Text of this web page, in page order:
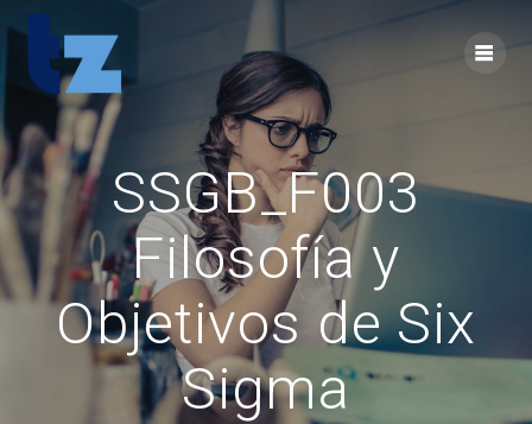
content
SSGB_F003
Filosofía y
Objetivos de Six
Sigma